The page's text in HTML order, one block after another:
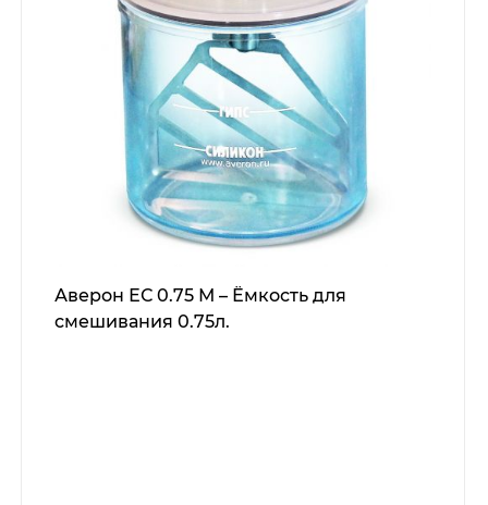
Аверон ЕС 0.75 М – Ёмкость для
смешивания 0.75л.